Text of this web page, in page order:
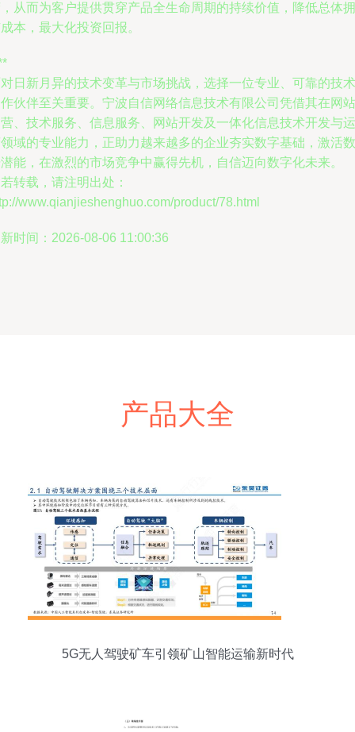
从而为客户提供贯穿产品全生命周期的持续价值，降低总体拥
本，最大化投资回报。
日新月异的技术变革与市场挑战，选择一位专业、可靠的技术
伙伴至关重要。宁波自信网络信息技术有限公司凭借其在网站
、技术服务、信息服务、网站开发及一体化信息技术开发与运
域的专业能力，正助力越来越多的企业夯实数字基础，激活数
能，在激烈的市场竞争中赢得先机，自信迈向数字化未来。
转载，请注明出处：
www.qianjieshenghuo.com/product/78.html
时间：2026-08-06 11:00:36
产品大全
5G无人驾驶矿车引领矿山智能运输新时代